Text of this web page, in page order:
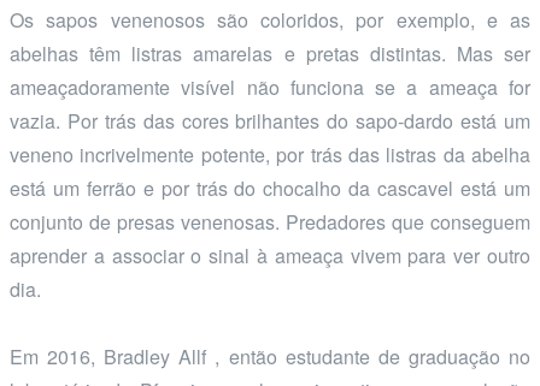
Os sapos venenosos são coloridos, por exemplo, e as
abelhas têm listras amarelas e pretas distintas. Mas ser
ameaçadoramente visível não funciona se a ameaça for
vazia. Por trás das cores brilhantes do sapo-dardo está um
veneno incrivelmente potente, por trás das listras da abelha
está um ferrão e por trás do chocalho da cascavel está um
conjunto de presas venenosas. Predadores que conseguem
aprender a associar o sinal à ameaça vivem para ver outro
dia.
Em 2016, Bradley Allf , então estudante de graduação no